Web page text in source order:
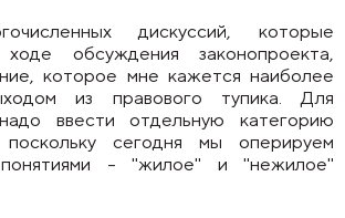
дискуссий, которые
обсуждения законопроекта,
которое мне кажется наиболее
из правового тупика. Для
ввести отдельную категорию
поскольку сегодня мы оперируем
- "жилое" и "нежилое"